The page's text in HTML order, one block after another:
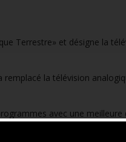
Terrestre» et désigne la
la télévision
avec une meilleure